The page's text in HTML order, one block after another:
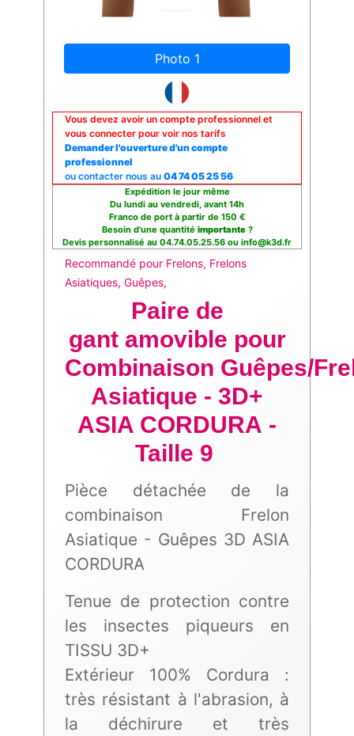
Photo 1
Vous devez avoir un compte professionnel et
vous connecter pour voir nos tarifs
Demander l'ouverture d'un compte
professionnel
ou contacter nous au 04 74 05 25 56
Expédition le jour même
Du lundi au vendredi, avant 14h
Franco de port à partir de 150 €
Besoin d'une quantité importante?
Devis personnalisé au 04.74.05.25.56 ou info@k3d.fr
Recommandé pour Frelons, Frelons
Asiatiques, Guêpes,
Paire de
gant amovible pour
Combinaison Guêpes/
Asiatique - 3D+
ASIA CORDURA -
Taille 9
Pièce détachée de la
combinaison Frelon
Asiatique - Guêpes 3D ASIA
CORDURA
Tenue de protection contre
les insectes piqueurs en
TISSU 3D+
Extérieur 100% Cordura :
très résistant à l'abrasion, à
la déchirure et très